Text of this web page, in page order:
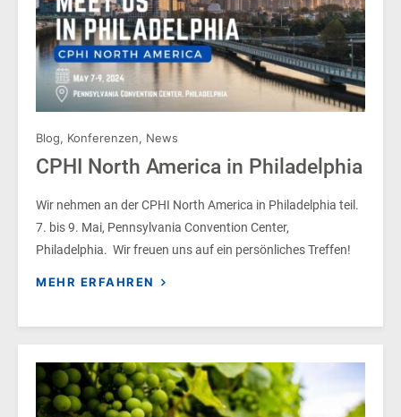
Blog, Konferenzen, News
CPHI North America in Philadelphia
Wir nehmen an der CPHI North America in Philadelphia teil.
7. bis 9. Mai, Pennsylvania Convention Center,
Philadelphia. Wir freuen uns auf ein persönliches Treffen!
MEHR ERFAHREN